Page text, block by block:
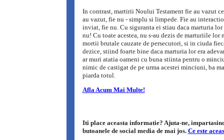
In contrast, martirii Noului Testament fie au vazut
au vazut, fie nu - simplu si limpede. Fie au
inviat, fie nu. Cu siguranta ei stiau daca marturia lor
nu! Cu toate acestea, nu s-au dezis de marturiile lor
mortii brutale cauzate de persecutori, si in ciuda
dezice, stiind foarte bine daca marturia lor era
ar muri atatia oameni cu buna stiinta pentru o
nimic de castigat de pe urma acestei minciuni, ba
piarda totul.
Afla Acum Mai Multe!
Iti place aceasta informatie? Ajuta-ne,
butoanele de social media de mai jos. Ce este